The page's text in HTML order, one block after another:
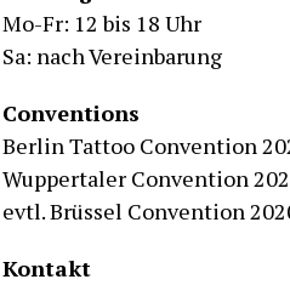
Mo-Fr: 12 bis 18 Uhr
Sa: nach Vereinbarung
Conventions
Berlin Tattoo Convention
Wuppertaler Convention
evtl. Brüssel Convention
Kontakt